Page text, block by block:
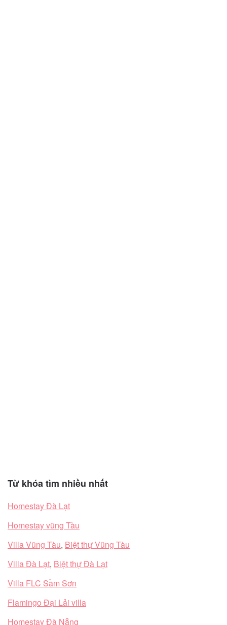
Từ khóa tìm nhiều nhất
Homestay Đà Lạt
Homestay vũng Tàu
Villa Vũng Tàu, Biệt thự Vũng Tàu
Villa Đà Lạt, Biệt thự Đà Lạt
Villa FLC Sầm Sơn
Flamingo Đại Lải villa
Homestay Đà Nẵng